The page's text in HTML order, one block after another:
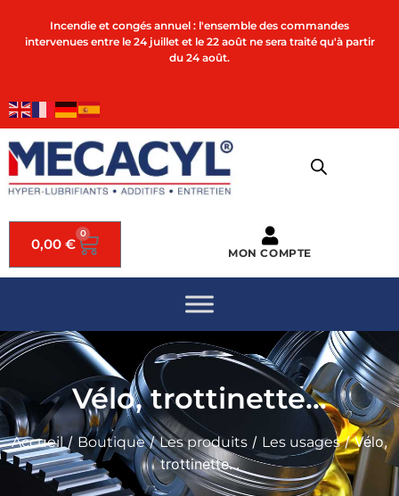
Incendie et congés annuel : l'ensemble des commandes
intervenues entre le 24 juillet et le 22 août ne sera traité qu'à partir
du 24 août.
0,00 €
0
MON COMPTE
Vélo, trottinette...
Accueil/ Boutique/Les produits / Les usages/ Vélo,
trottinette...